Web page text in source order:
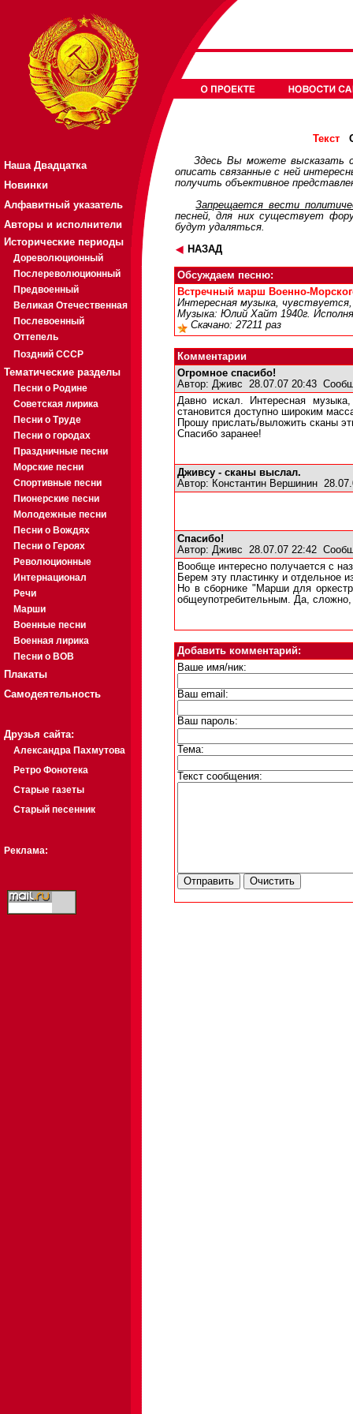
Наша Двадцатка
Новинки
Алфавитный указатель
Авторы и исполнители
Исторические периоды
Дореволюционный
Послереволюционный
Предвоенный
Великая Отечественная
Послевоенный
Оттепель
Поздний СССР
Тематические разделы
Песни о Родине
Советская лирика
Песни о Труде
Песни о городах
Праздничные песни
Морские песни
Спортивные песни
Пионерские песни
Молодежные песни
Песни о Вождях
Песни о Героях
Революционные
Интернационал
Речи
Марши
Военные песни
Военная лирика
Песни о ВОВ
Плакаты
Самодеятельность
Друзья сайта:
Александра Пахмутова
Ретро Фонотека
Старые газеты
Старый песенник
Реклама:
Текст
Здесь Вы можете высказать
описать связанные с ней
получить объективное
Запрещается вести
песней, для них существует
будут удаляться.
НАЗАД
Обсуждаем песню:
Встречный марш Военно-
Интересная музыка,
Музыка: Юлий Хайт 1940г.
Скачано: 27211 раз
Комментарии
Огромное спасибо!
Автор: Дживс 28.07.07 20:43
Давно искал. Интересная
становится доступно широким
Прошу прислать/выложить сканы
Спасибо заранее!
Дживсу - сканы выслал.
Автор: Константин Вершинин
Спасибо!
Автор: Дживс 28.07.07 22:42
Вообще интересно получается с
Берем эту пластинку и отдельное
Но в сборнике "Марши для
общеупотребительным. Да,
Добавить комментарий:
Ваше имя/ник:
Ваш email:
Ваш пароль:
Тема:
Текст сообщения: